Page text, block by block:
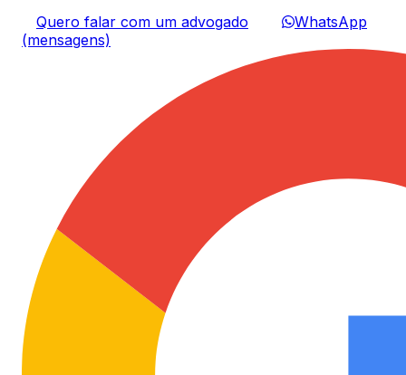
Quero falar com um advogado
WhatsApp
(mensagens)